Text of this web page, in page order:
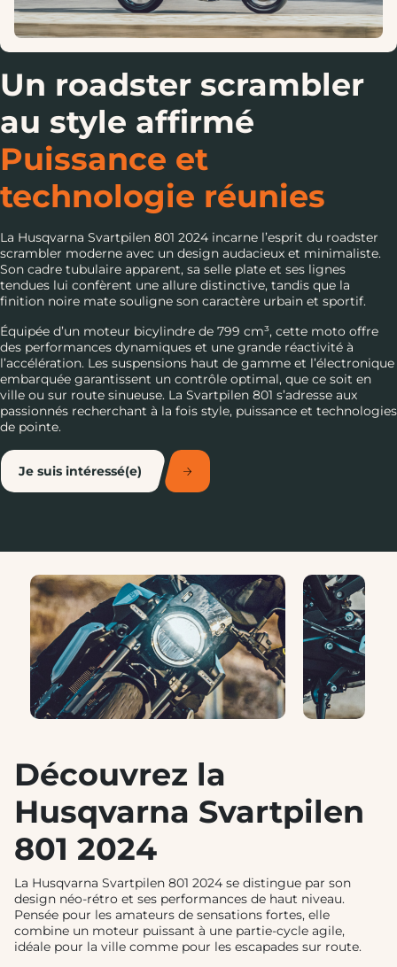
Un roadster scrambler
au style affirmé
Puissance et
technologie réunies
La Husqvarna Svartpilen 801 2024 incarne l’esprit du roadster
scrambler moderne avec un design audacieux et minimaliste.
Son cadre tubulaire apparent, sa selle plate et ses lignes
tendues lui confèrent une allure distinctive, tandis que la
finition noire mate souligne son caractère urbain et sportif.
Équipée d’un moteur bicylindre de 799 cm³, cette moto offre
des performances dynamiques et une grande réactivité à
l’accélération. Les suspensions haut de gamme et l’électronique
embarquée garantissent un contrôle optimal, que ce soit en
ville ou sur route sinueuse. La Svartpilen 801 s’adresse aux
passionnés recherchant à la fois style, puissance et technologies
de pointe.
Je suis intéressé(e)
❮
Découvrez la
Husqvarna Svartpilen
801 2024
La Husqvarna Svartpilen 801 2024 se distingue par son
design néo-rétro et ses performances de haut niveau.
Pensée pour les amateurs de sensations fortes, elle
combine un moteur puissant à une partie-cycle agile,
idéale pour la ville comme pour les escapades sur route.